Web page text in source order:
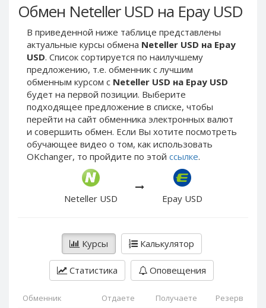
Обмен Neteller USD на Epay USD
В приведенной ниже таблице представлены
актуальные курсы обмена Neteller USD на Epay
USD. Список сортируется по наилучшему
предложению, т.е. обменник с лучшим
обменным курсом с Neteller USD на Epay USD
будет на первой позиции. Выберите
подходящее предложение в списке, чтобы
перейти на сайт обменника электронных валют
и совершить обмен. Если Вы хотите посмотреть
обучающее видео о том, как использовать
OKchanger, то пройдите по этой ссылке.
Neteller USD Epay USD
Курсы Калькулятор
Статистика Оповещения
Обменник Отдаете Получаете Резерв
Payeer Tether ERC20
(USDT)
Payeer UAH
ЮMoney RUB
ЮMoney KZT
PayPal USD
PayPal EUR
PayPal GBP
PayPal CAD
PayPal AUD
PayPal NZD
PayPal NOK
PayPal PLN
Payeer Tether ERC20
(USDT)
Payeer UAH
ЮMoney RUB
ЮMoney KZT
PayPal USD
PayPal EUR
PayPal GBP
PayPal AUD
PayPal RUB
PayPal JPY
PayPal NZD
PayPal NOK
PayPal PLN